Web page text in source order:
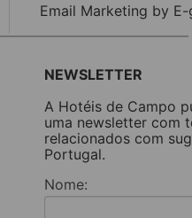
Email Marketing by E-
NEWSLETTER
A Hotéis de Campo
uma newsletter com
relacionados com
Portugal.
Nome: